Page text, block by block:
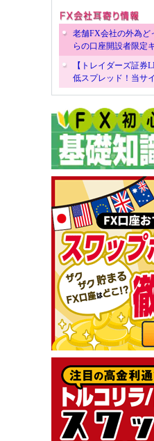
老舗FX会社の外為ど
らの口座開設者限定
【トレイダーズ証券
低スプレッド！当サ